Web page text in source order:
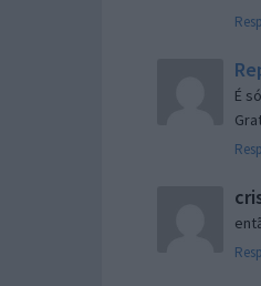
É